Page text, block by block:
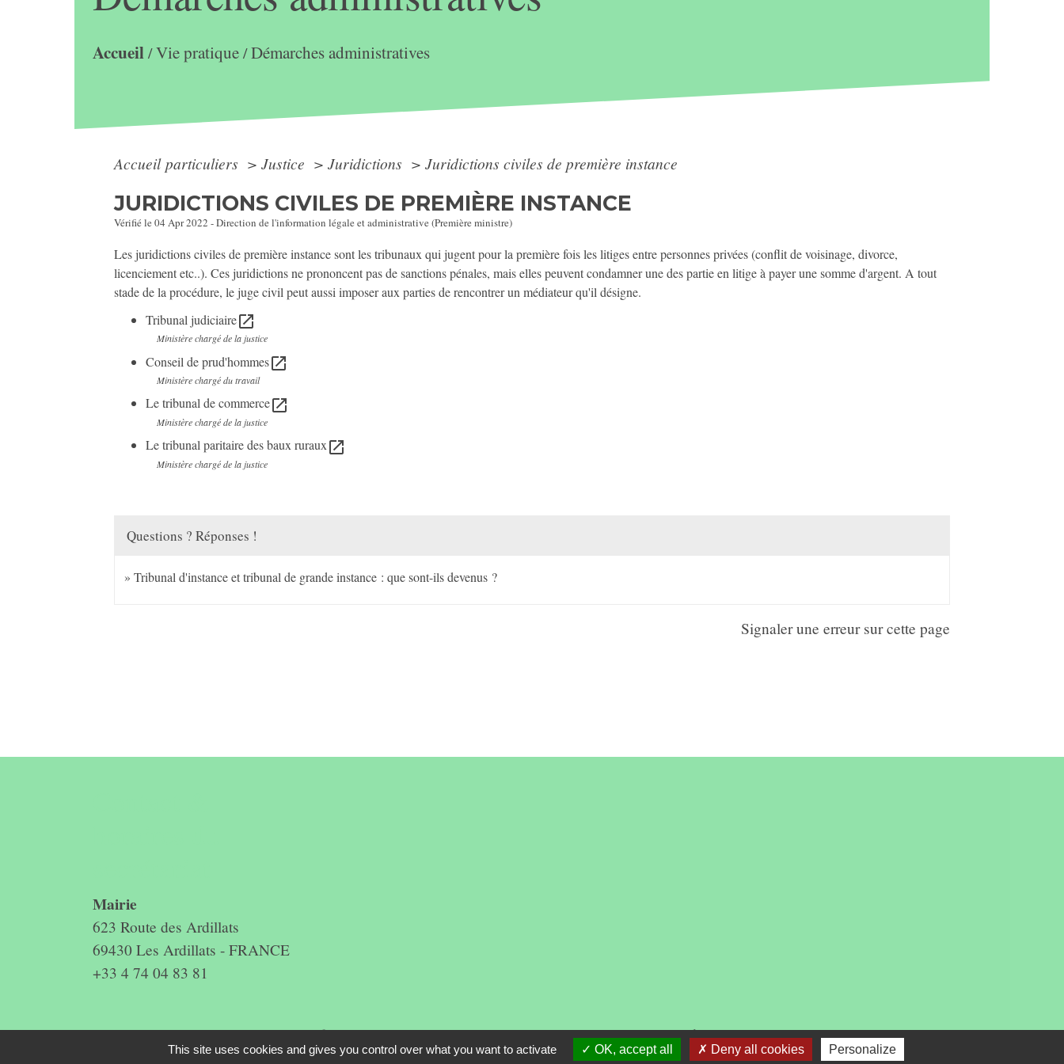
Accueil/Vie pratique/Démarches administratives
Accueil particuliers > Justice > Juridictions > Juridictions civiles de première instance
JURIDICTIONS CIVILES DE PREMIÈRE INSTANCE
Vérifié le 04 Apr 2022 - Direction de l'information légale et administrative (Première ministre)
Les juridictions civiles de première instance sont les tribunaux qui jugent pour la première fois les litiges entre personnes privées (conflit de voisinage, divorce,
licenciement etc..). Ces juridictions ne prononcent pas de sanctions pénales, mais elles peuvent condamner une des partie en litige à payer une somme d'argent. A tout
stade de la procédure, le juge civil peut aussi imposer aux parties de rencontrer un médiateur qu'il désigne.
Tribunal judiciaireopen_in_new
Ministère chargé de la justice
Conseil de prud'hommesopen_in_new
Ministère chargé du travail
Le tribunal de commerceopen_in_new
Ministère chargé de la justice
Le tribunal paritaire des baux rurauxopen_in_new
Ministère chargé de la justice
Questions ? Réponses !
Tribunal d'instance et tribunal de grande instance : que sont-ils devenus ?
Signaler une erreur sur cette page
Mairie
623 Route des Ardillats
69430 Les Ardillats - FRANCE
+33 4 74 04 83 81
Mentions légales - Politique de confidentialité - Accessibilité - Plan du site - Gestion des cookies
This site uses cookies and gives you control over what you want to activate OK, accept all Deny all cookies Personalize